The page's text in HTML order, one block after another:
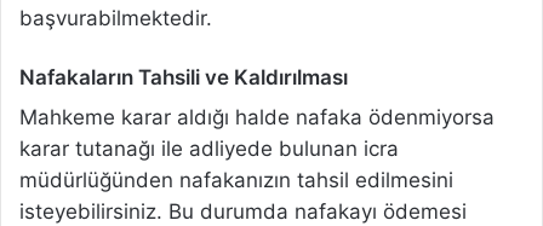
başvurabilmektedir.
Nafakaların Tahsili ve Kaldırılması
Mahkeme karar aldığı halde nafaka ödenmiyorsa
karar tutanağı ile adliyede bulunan icra
müdürlüğünden nafakanızın tahsil edilmesini
isteyebilirsiniz. Bu durumda nafakayı ödemesi